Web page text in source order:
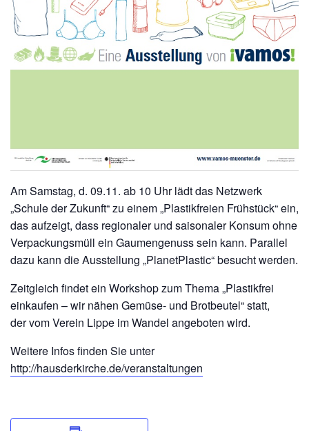
Am Samstag, d. 09.11. ab 10 Uhr lädt das Netzwerk
„Schule der Zukunft“ zu einem „Plastikfreien Frühstück“ ein,
das aufzeigt, dass regionaler und saisonaler Konsum ohne
Verpackungsmüll ein Gaumengenuss sein kann. Parallel
dazu kann die Ausstellung „PlanetPlastic“ besucht werden.
Zeitgleich findet ein Workshop zum Thema „Plastikfrei
einkaufen – wir nähen Gemüse- und Brotbeutel“ statt,
der vom Verein Lippe im Wandel angeboten wird.
Weitere Infos finden Sie unter
http://hausderkirche.de/veranstaltungen